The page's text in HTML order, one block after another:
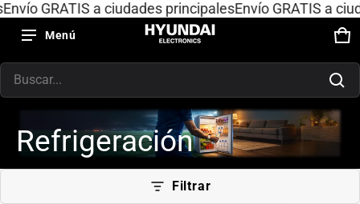
GRATIS a ciudades principalesEnvío GRATIS a
Menú
Buscar...
0
Producto añadido al carrito
Ver carrito ()
Finalizar compra
Refrigeración
Filtrar